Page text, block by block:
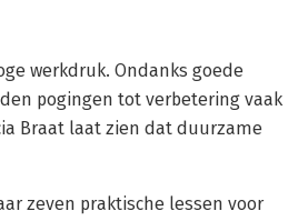
werkdruk. Ondanks goede
pogingen tot verbetering vaak
Braat laat zien dat duurzame
zeven praktische lessen voor